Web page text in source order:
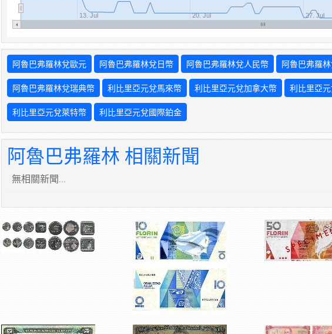
13. Jul 20. Jul 27. Jul
阿魯巴弗羅林兌歐元 阿魯巴弗羅林兌日幣 阿魯巴弗羅林兌人民幣 阿魯巴弗羅
阿魯巴弗羅林兌瑞典幣 利比里亞元兌馬來幣 利比里亞元兌加拿大幣 利比里亞
利比里亞元兌萊特幣 利比里亞元兌國際鉑金
阿魯巴弗羅林 相關新聞
無相關新聞...